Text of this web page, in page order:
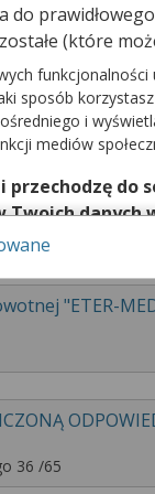
Ci szybką
wizytę do
(Komary) .
Łubińska
"ETER-
36 /65
do
(które
funkcjonalności
sposób
i
mediów
przechodzę do
danych
zgody jest
na
lub chcesz